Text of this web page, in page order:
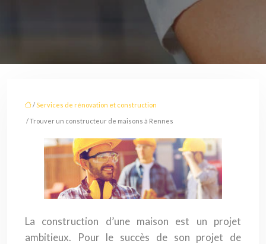
/Services de rénovation et construction
/ Trouver un constructeur de maisons à Rennes
La construction d’une maison est un projet
ambitieux. Pour le succès de son projet de